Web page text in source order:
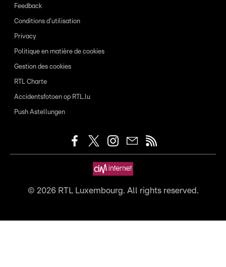
Feedback
Conditions d'utilisation
Privacy
Politique en matière de cookies
Gestion des cookies
RTL Charte
Accidentsfotoen op RTL.lu
Push Astellungen
© 2026RTL Luxembourg. All rights reserved.